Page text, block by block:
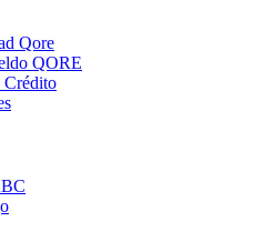
Qore
QORE
Crédito